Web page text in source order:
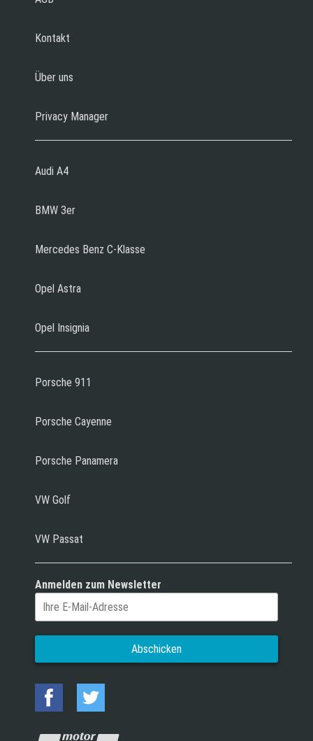
Kontakt
Über uns
Privacy Manager
Audi A4
BMW 3er
Mercedes Benz C-Klasse
Opel Astra
Opel Insignia
Porsche 911
Porsche Cayenne
Porsche Panamera
VW Golf
VW Passat
Anmelden zum Newsletter